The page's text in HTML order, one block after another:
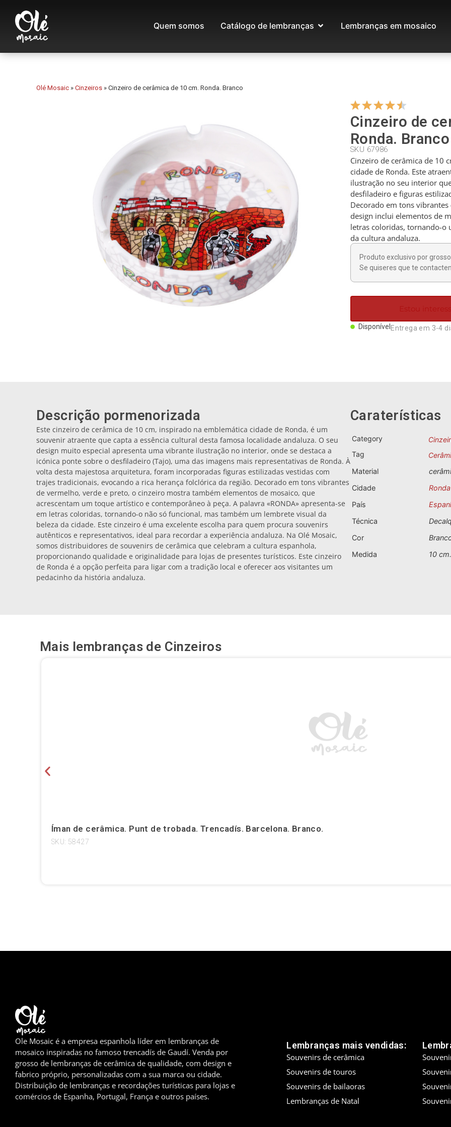
Quem somos Catálogo de lembranças Lembranças em mosaico
Olé Mosaic » Cinzeiros » Cinzeiro de cerâmica de 10 cm. Ronda. Branco
Cinzeiro de
Ronda. Branco
SKU 67986
Cinzeiro de cerâmica de 10
cidade de Ronda. Este
ilustração no seu interior
desfiladeiro e figuras
Decorado em tons
design inclui elementos de
letras coloridas, tornando-o
da cultura andaluza.
Produto exclusivo por grosso
Se quiseres que te
Estou
Disponível Entrega em 3-4
Descrição pormenorizada
Este cinzeiro de cerâmica de 10 cm, inspirado na emblemática cidade de Ronda, é um
souvenir atraente que capta a essência cultural desta famosa localidade andaluza. O seu
design muito especial apresenta uma vibrante ilustração no interior, onde se destaca a
icónica ponte sobre o desfiladeiro (Tajo), uma das imagens mais representativas de Ronda. À
volta desta majestosa arquitetura, foram incorporadas figuras estilizadas vestidas com
trajes tradicionais, evocando a rica herança folclórica da região. Decorado em tons vibrantes
de vermelho, verde e preto, o cinzeiro mostra também elementos de mosaico, que
acrescentam um toque artístico e contemporâneo à peça. A palavra «RONDA» apresenta-se
em letras coloridas, tornando-o não só funcional, mas também um lembrete visual da
beleza da cidade. Este cinzeiro é uma excelente escolha para quem procura souvenirs
autênticos e representativos, ideal para recordar a experiência andaluza. Na Olé Mosaic,
somos distribuidores de souvenirs de cerâmica que celebram a cultura espanhola,
proporcionando qualidade e originalidade para lojas de presentes turísticos. Este cinzeiro
de Ronda é a opção perfeita para ligar com a tradição local e oferecer aos visitantes um
pedacinho da história andaluza.
Caraterísticas
Category
Tag
Material
Cidade
Ronda
País
Técnica
Cor
Medida
10 cm.
Mais lembranças de Cinzeiros
Íman de cerâmica. Punt de trobada. Trencadís. Barcelona. Branco.
SKU: 58427
Ole Mosaic é a empresa espanhola líder em lembranças de
mosaico inspiradas no famoso trencadís de Gaudí. Venda por
grosso de lembranças de cerâmica de qualidade, com design e
fabrico próprio, personalizadas com a sua marca ou cidade.
Distribuição de lembranças e recordações turísticas para lojas e
comércios de Espanha, Portugal, França e outros países.
Lembranças mais vendidas:
Souvenirs de cerâmica
Souvenirs de touros
Souvenirs de bailaoras
Lembranças de Natal